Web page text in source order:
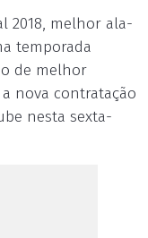
2018, melhor ala-
temporada
de melhor
nova contratação
nesta sexta-